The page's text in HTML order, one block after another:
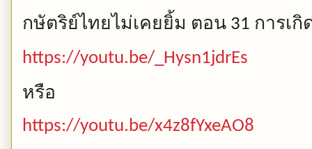
กษัตริย์ไทยไม่เคยยิ้ม ตอน 31 การเกิ
https://youtu.be/_Hysn1jdrEs
หรือ
https://youtu.be/x4z8fYxeAO8